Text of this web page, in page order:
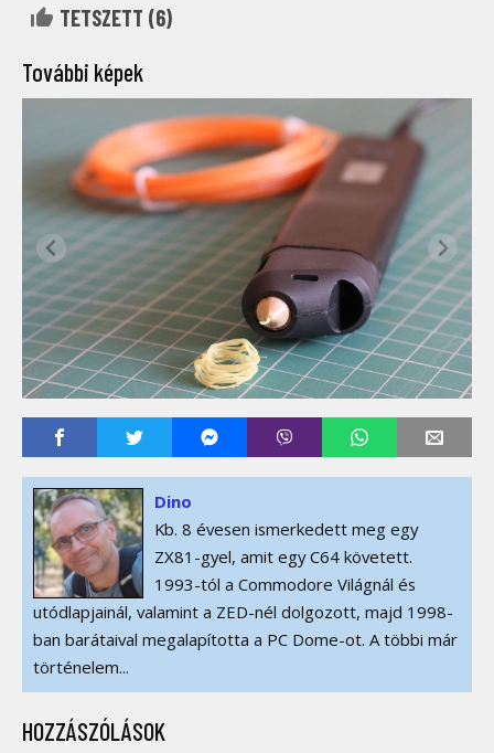
TETSZETT (6)
További képek
Dino
Kb. 8 évesen ismerkedett meg egy
ZX81-gyel, amit egy C64 követett.
1993-tól a Commodore Világnál és
utódlapjainál, valamint a ZED-nél dolgozott, majd 1998-
ban barátaival megalapította a PC Dome-ot. A többi már
történelem...
HOZZÁSZÓLÁSOK